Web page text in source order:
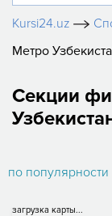
Kursi24.uz
Метро
Секции
по популярности
загрузка карты...